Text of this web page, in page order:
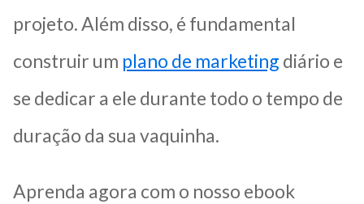
projeto. Além disso, é fundamental
construir um plano de marketing diário e
se dedicar a ele durante todo o tempo de
duração da sua vaquinha.
Aprenda agora com o nosso ebook